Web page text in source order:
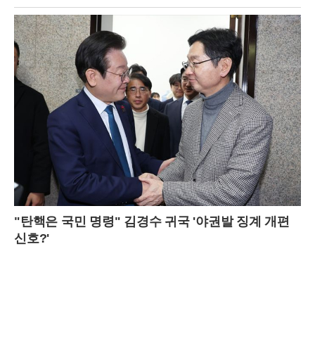
는 전날 서울 송파구에서 열린 시위에 모자와 마스크로 얼굴을 가린 채
비공개로 참석했으나, 현장 유튜브 방송을 통해 '당일투표 수개표'와 '부
정선거' 문구가 적힌 피켓을 든 사실이 밝혀졌다. 이는 단순한 선거 관리
부실 지적을 넘어 선거 결과 자체를 부정하는 행보로 해석되어 당 안팎에
큰 충격을 주고 있다.장 대표는 이번 사태에 대해 과학적 확률을 근거로
내세우며 자신의 주장을 굽히지 않고 있다. 그는 인천과 전남광주 등 일
부 지역에서 관내 사전투표 득표수가 일치하는 이른바 '쌍둥이 득표' 현상
이 나타난 것을 두고, 지구가 멸망할 때까지 일어나기 힘든 우연이라며
부정선거의 증거라고 주장했다. 기자들과 만난 자리에서도 용어의 선택
보다는 의혹 해소가 중요하다며 시위 참여를 정당화했다. 하지만 이러한
주장은 과거 보수 진영 일부에서 제기되어 당의 외연 확장을 가로막았던
음모론과 궤를 같이한다는 점에서 당내 합리적 보수층의 강한 반발을 사
고 있다.국민의힘 지도부와 의원들 사이에서는 자조 섞인 비판과 함께 장
대표의 자질론이 급부상하고 있다. 당내 인사들은 투표권 침해에 대한 항
의는 정당할 수 있으나, 제1야당 대표가 극단적인 음모론자들과 손을 잡
는 것은 차원이 다른 문제라고 입을 모은다. 특히 당 일각에서는 장 대표
의 행보가 과거 강성 우파 정당인 자유혁신당과 다를 바 없다는 비판까지
나오며, 선거 패배 이후 당의 수습을 책임져야 할 대표가 오히려 혼란을
가중시키고 있다는 비토 정서가 확산하고 있다. 선거 백서 발간이나 패인
"탄핵은 국민 명령" 김경수 귀국 '야권발 징계 개편
신호?'